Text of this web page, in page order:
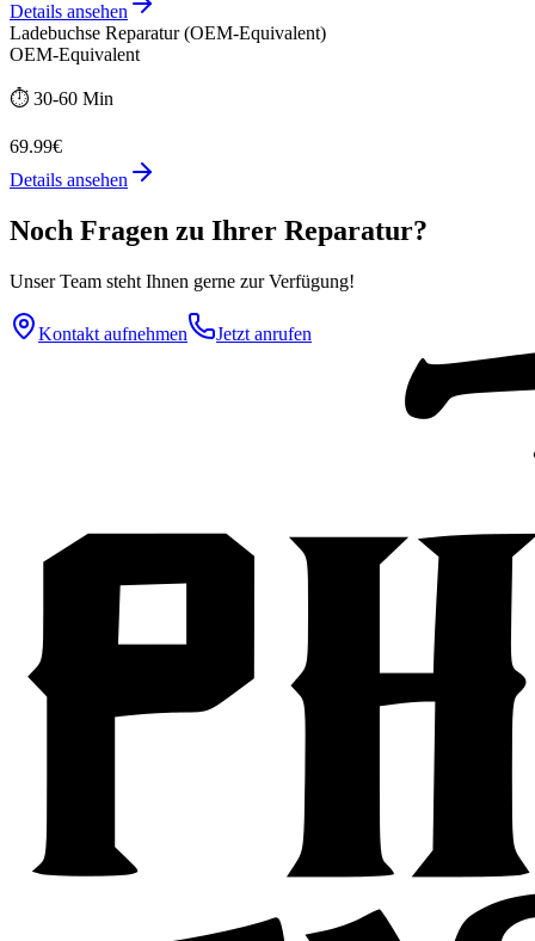
Details ansehen
Ladebuchse Reparatur (OEM-Equivalent)
OEM-Equivalent
⏱️ 30-60 Min
69.99€
Details ansehen
Noch Fragen zu Ihrer Reparatur?
Unser Team steht Ihnen gerne zur Verfügung!
Kontakt aufnehmen Jetzt anrufen